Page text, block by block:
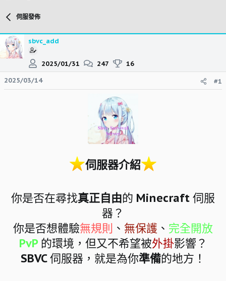
發
起伺服發佈
sbvc_add
2025/01/31 247
16
2025/03/14
#1
伺服器介紹
你是否在尋找真正自由的 Minecraft 伺服
器？
你是否想體驗無規則 、 無保護 、 完全開放
PvP的環境，但又不希望被外掛影響？
SBVC 伺服器，就是為你準備的地方！